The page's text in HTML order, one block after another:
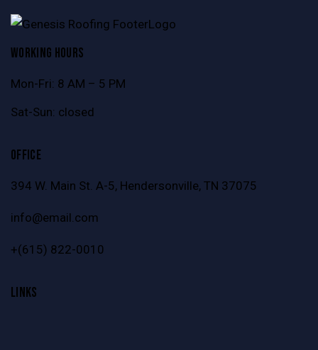
WORKING HOURS
Mon-Fri: 8 AM – 5 PM
Sat-Sun: closed
OFFICE
394 W. Main St. A-5, Hendersonville, TN 37075
info@email.com
+(615) 822-0010
LINKS